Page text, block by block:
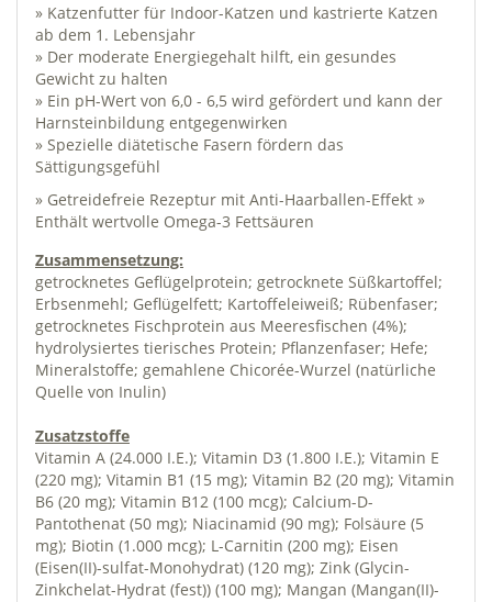
» Katzenfutter für Indoor-Katzen und kastrierte Katzen
ab dem 1. Lebensjahr
» Der moderate Energiegehalt hilft, ein gesundes
Gewicht zu halten
» Ein pH-Wert von 6,0 - 6,5 wird gefördert und kann der
Harnsteinbildung entgegenwirken
» Spezielle diätetische Fasern fördern das
Sättigungsgefühl
» Getreidefreie Rezeptur mit Anti-Haarballen-Effekt »
Enthält wertvolle Omega-3 Fettsäuren
Zusammensetzung:
getrocknetes Geflügelprotein; getrocknete Süßkartoffel;
Erbsenmehl; Geflügelfett; Kartoffeleiweiß; Rübenfaser;
getrocknetes Fischprotein aus Meeresfischen (4%);
hydrolysiertes tierisches Protein; Pflanzenfaser; Hefe;
Mineralstoffe; gemahlene Chicorée-Wurzel (natürliche
Quelle von Inulin)
Zusatzstoffe
Vitamin A (24.000 I.E.); Vitamin D3 (1.800 I.E.); Vitamin E
(220 mg); Vitamin B1 (15 mg); Vitamin B2 (20 mg); Vitamin
B6 (20 mg); Vitamin B12 (100 mcg); Calcium-D-
Pantothenat (50 mg); Niacinamid (90 mg); Folsäure (5
mg); Biotin (1.000 mcg); L-Carnitin (200 mg); Eisen
(Eisen(II)-sulfat-Monohydrat) (120 mg); Zink (Glycin-
Zinkchelat-Hydrat (fest)) (100 mg); Mangan (Mangan(II)-